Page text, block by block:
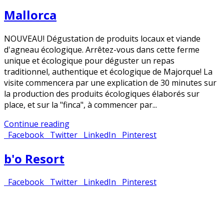
Mallorca
NOUVEAU! Dégustation de produits locaux et viande
d'agneau écologique. Arrêtez-vous dans cette ferme
unique et écologique pour déguster un repas
traditionnel, authentique et écologique de Majorque! La
visite commencera par une explication de 30 minutes sur
la production des produits écologiques élaborés sur
place, et sur la "finca", à commencer par...
Continue reading
Facebook Twitter LinkedIn Pinterest
b'o Resort
Facebook Twitter LinkedIn Pinterest